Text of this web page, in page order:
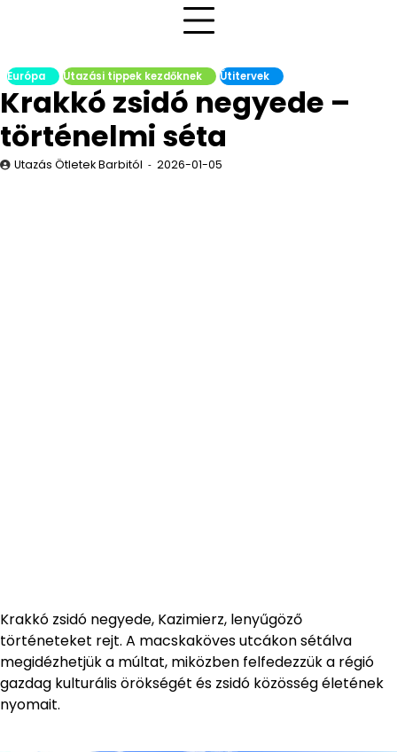
Európa Utazási tippek kezdőknek Útitervek
Krakkó zsidó negyede –
történelmi séta
Utazás Ötletek Barbitól 2026-01-05
Krakkó zsidó negyede, Kazimierz, lenyűgöző
történeteket rejt. A macskaköves utcákon sétálva
megidézhetjük a múltat, miközben felfedezzük a régió
gazdag kulturális örökségét és zsidó közösség életének
nyomait.